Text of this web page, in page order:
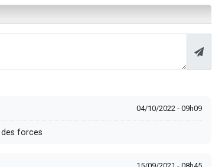
04/10/2022 - 09h09
forces